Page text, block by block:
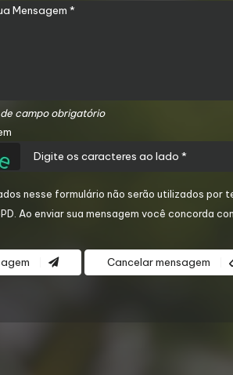
campoobrigatório
nesse formulário não serão utilizados por
. Ao enviar sua mensagem você concorda
Cancelar mensagem